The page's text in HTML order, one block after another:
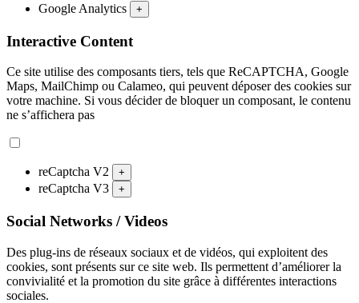
Google Analytics +
Interactive Content
Ce site utilise des composants tiers, tels que ReCAPTCHA, Google
Maps, MailChimp ou Calameo, qui peuvent déposer des cookies sur
votre machine. Si vous décider de bloquer un composant, le contenu
ne s’affichera pas
reCaptcha V2 +
reCaptcha V3 +
Social Networks / Videos
Des plug-ins de réseaux sociaux et de vidéos, qui exploitent des
cookies, sont présents sur ce site web. Ils permettent d’améliorer la
convivialité et la promotion du site grâce à différentes interactions
sociales.